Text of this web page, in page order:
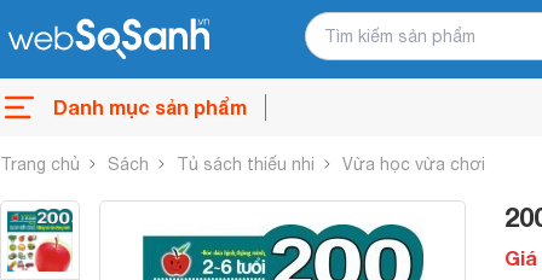
Danh mục sản phẩm
Trang chủ Sách Tủ sách thiếu nhi Vừa học vừa chơi